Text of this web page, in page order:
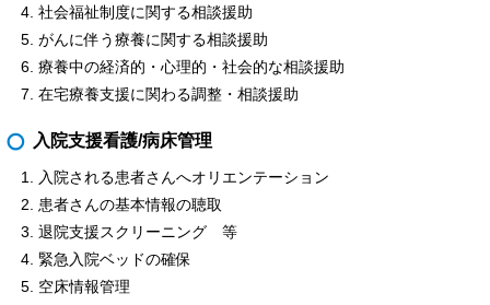
社会福祉制度に関する相談援助
がんに伴う療養に関する相談援助
療養中の経済的・心理的・社会的な相談援助
在宅療養支援に関わる調整・相談援助
入院支援看護/病床管理
入院される患者さんへオリエンテーション
患者さんの基本情報の聴取
退院支援スクリーニング 等
緊急入院ベッドの確保
空床情報管理